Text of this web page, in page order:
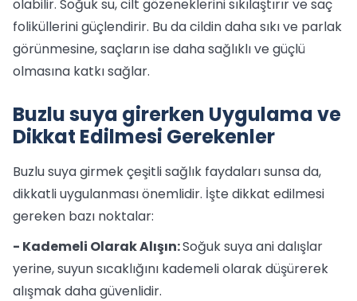
olabilir. Soğuk su, cilt gözeneklerini sıkılaştırır ve saç
foliküllerini güçlendirir. Bu da cildin daha sıkı ve parlak
görünmesine, saçların ise daha sağlıklı ve güçlü
olmasına katkı sağlar.
Buzlu suya girerken Uygulama ve
Dikkat Edilmesi Gerekenler
Buzlu suya girmek çeşitli sağlık faydaları sunsa da,
dikkatli uygulanması önemlidir. İşte dikkat edilmesi
gereken bazı noktalar:
- Kademeli Olarak Alışın:Soğuk suya ani dalışlar
yerine, suyun sıcaklığını kademeli olarak düşürerek
alışmak daha güvenlidir.